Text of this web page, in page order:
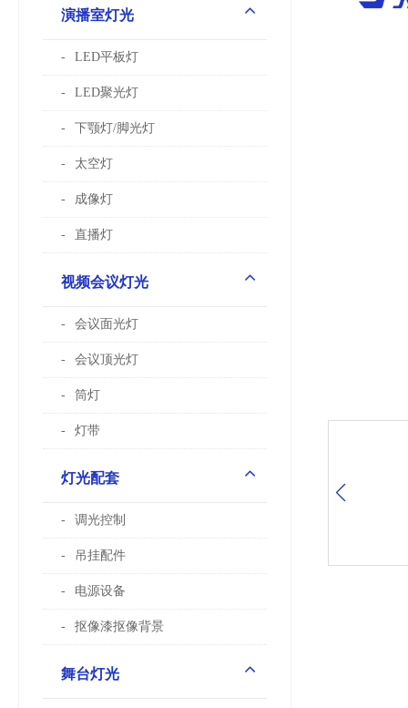
演播室灯光
LED平板灯
LED聚光灯
下颚灯/脚光灯
太空灯
成像灯
直播灯
视频会议灯光
会议面光灯
会议顶光灯
筒灯
灯带
灯光配套
调光控制
吊挂配件
电源设备
抠像漆抠像背景
舞台灯光